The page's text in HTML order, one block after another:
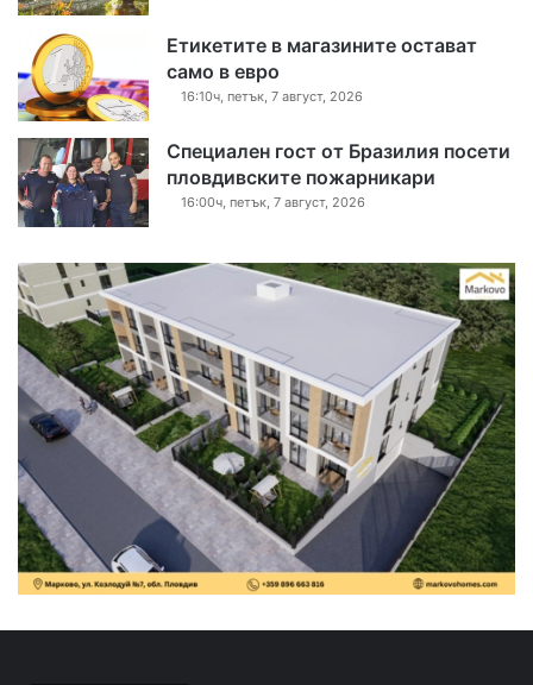
Етикетите в магазините остават
само в евро
16:10ч, петък, 7 август, 2026
Специален гост от Бразилия посети
пловдивските пожарникари
16:00ч, петък, 7 август, 2026